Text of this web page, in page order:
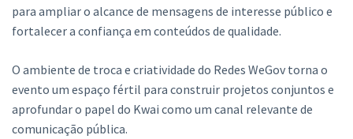
para ampliar o alcance de mensagens de interesse público e
fortalecer a confiança em conteúdos de qualidade.
O ambiente de troca e criatividade do Redes WeGov torna o
evento um espaço fértil para construir projetos conjuntos e
aprofundar o papel do Kwai como um canal relevante de
comunicação pública.